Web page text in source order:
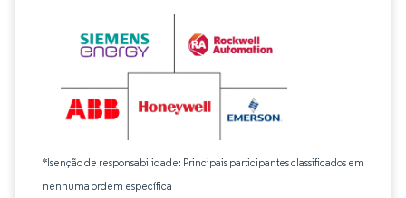
*Isenção de responsabilidade: Principais participantes classificados em
nenhuma ordem específica